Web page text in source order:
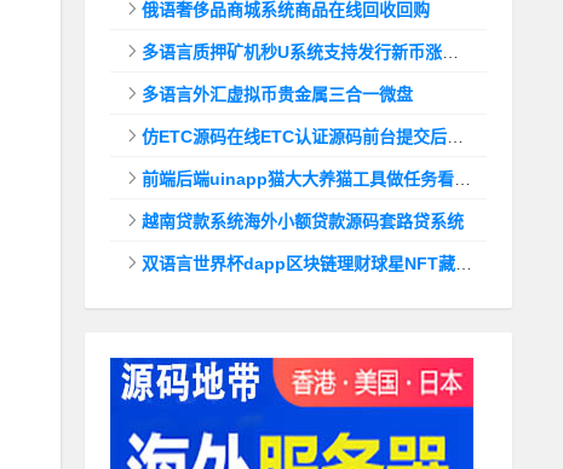
俄语奢侈品商城系统商品在线回收回购
多语言质押矿机秒U系统支持发行新币涨幅调控+代理后台
多语言外汇虚拟币贵金属三合一微盘
仿ETC源码在线ETC认证源码前台提交后台查询
前端后端uinapp猫大大养猫工具做任务看广告邀好友即可获得收益猫力合成游戏
越南贷款系统海外小额贷款源码套路贷系统
双语言世界杯dapp区块链理财球星NFT藏品投资带uinapp源码